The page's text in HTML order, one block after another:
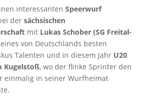
interessanten Speerwurf
der sächsischen
mit Lukas Schober (SG Freital-
von Deutschlands besten
Talenten und in diesem Jahr U20
Kugelstoß, wo der flinke Sprinter den
einmalig in seiner Wurfheimat